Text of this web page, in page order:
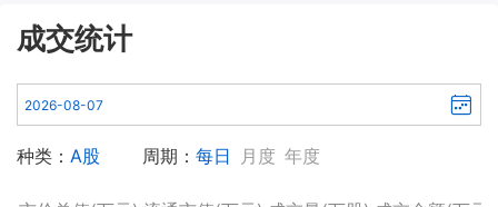
成交统计
种类： A股 周期： 每日 月度 年度